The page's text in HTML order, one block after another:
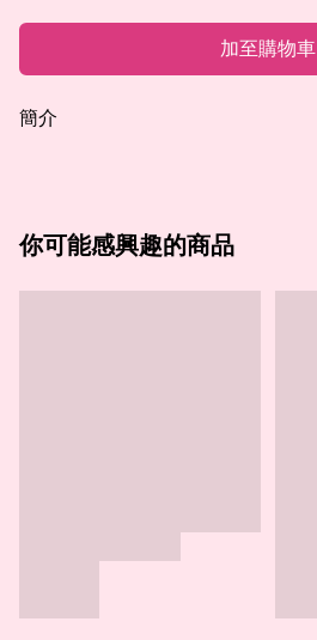
加至購物車
簡介
你可能感興趣的商品